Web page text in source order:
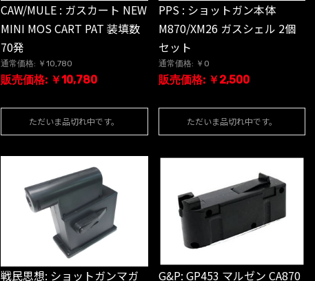
CAW/MULE : ガスカート NEW
MINI MOS CART PAT 装填数
70発
通常価格: ￥10,780
販売価格: ￥10,780
ただいま品切れ中です。
PPS : ショットガン本体
M870/XM26 ガスシェル 2個
セット
通常価格: ￥0
販売価格: ￥2,500
ただいま品切れ中です。
戦民思想: ショットガンマガ
G&P: GP453 マルゼン CA870